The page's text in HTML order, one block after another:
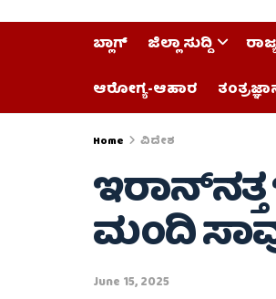
ಬ್ಲಾಗ್ ಜಿಲ್ಲಾ ಸುದ್ದಿ
ಆರೋಗ್ಯ-ಆಹಾರ
Home ವಿದೇಶ
ಮಂದಿ
June 15, 2025